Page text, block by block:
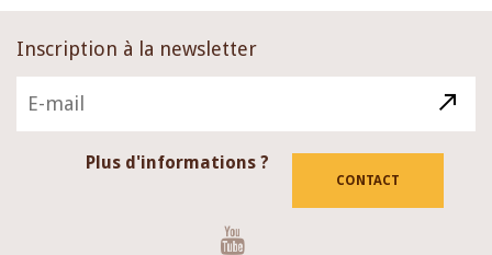
Inscription à la newsletter
Plus d'informations ?
CONTACT